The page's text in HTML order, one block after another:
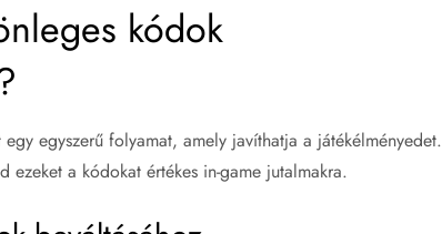
kódok
egyszerű folyamat, amely javíthatja a játékélményedet.
ezeket a kódokat értékes in-game jutalmakra.